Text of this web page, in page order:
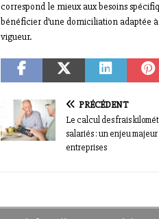
correspond le mieux aux besoins
bénéficier d’une domiciliation adaptée
vigueur.
PRÉCÉDENT
Le calcul des frais
salariés : un enjeu
entreprises